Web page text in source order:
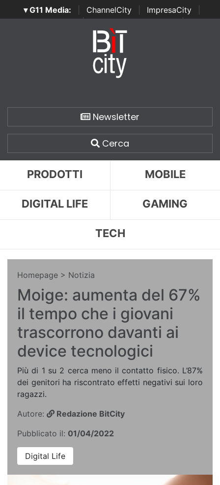
▾ G11 Media: ChannelCity ImpresaCity
SecurityOpenLab | Italian Channel Awards | Italian
Italian Security Awards
Newsletter
Cerca
PRODOTTI MOBILE
DIGITAL LIFE GAMING
TECH
Homepage > Notizia
Moige: aumenta del 67%
il tempo che i giovani
trascorrono davanti ai
device tecnologici
Più di 1 su 2 cerca meno il contatto fisico. L’87%
dei genitori ha riscontrato effetti negativi sui loro
ragazzi.
Autore:
Redazione BitCity
Pubblicato il: 01/04/2022
Digital Life